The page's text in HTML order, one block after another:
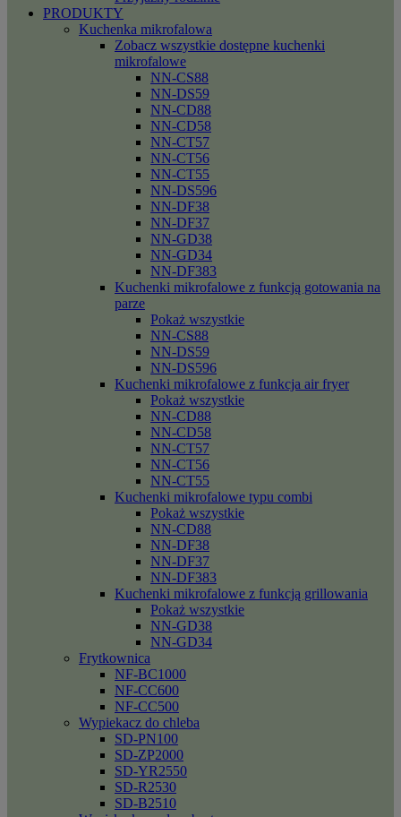
PRODUKTY
Kuchenka mikrofalowa
Zobacz wszystkie dostępne kuchenki
mikrofalowe
NN-CS88
NN-DS59
NN-CD88
NN-CD58
NN-CT57
NN-CT56
NN-CT55
NN-DS596
NN-DF38
NN-DF37
NN-GD38
NN-GD34
NN-DF383
Kuchenki mikrofalowe z funkcją gotowania na
parze
Pokaż wszystkie
NN-CS88
NN-DS59
NN-DS596
Kuchenki mikrofalowe z funkcja air fryer
Pokaż wszystkie
NN-CD88
NN-CD58
NN-CT57
NN-CT56
NN-CT55
Kuchenki mikrofalowe typu combi
Pokaż wszystkie
NN-CD88
NN-DF38
NN-DF37
NN-DF383
Kuchenki mikrofalowe z funkcją grillowania
Pokaż wszystkie
NN-GD38
NN-GD34
Frytkownica
NF-BC1000
NF-CC600
NF-CC500
Wypiekacz do chleba
SD-PN100
SD-ZP2000
SD-YR2550
SD-R2530
SD-B2510